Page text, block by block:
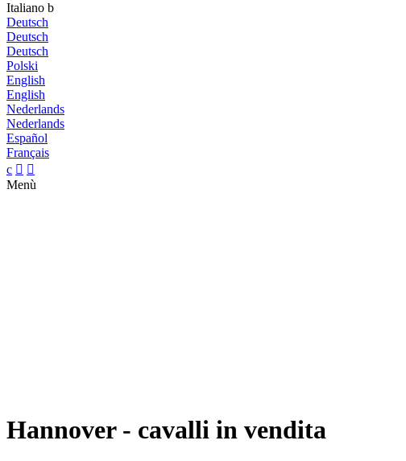
Italiano b
Deutsch
Deutsch
Deutsch
Polski
English
English
Nederlands
Nederlands
Español
Français
c  
Menù
Hannover - cavalli in vendita